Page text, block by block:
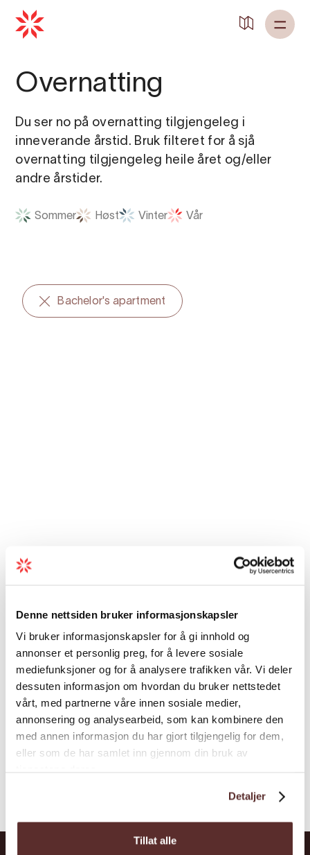
Denne nettsiden bruker informasjonskapsler
Vi bruker informasjonskapsler for å gi innhold og
annonser et personlig preg, for å levere sosiale
mediefunksjoner og for å analysere trafikken vår. Vi deler
dessuten informasjon om hvordan du bruker nettstedet
vårt, med partnerne våre innen sosiale medier,
annonsering og analysearbeid, som kan kombinere den
med annen informasjon du har gjort tilgjengelig for dem,
eller som de har samlet inn gjennom din bruk av
Detaljer
Tillat alle
Overnatting
Du ser no på overnatting tilgjengeleg i
inneverande årstid. Bruk filteret for å sjå
overnatting tilgjengeleg heile året og/eller
andre årstider.
Sommer Høst Vinter Vår
Bachelor's apartment